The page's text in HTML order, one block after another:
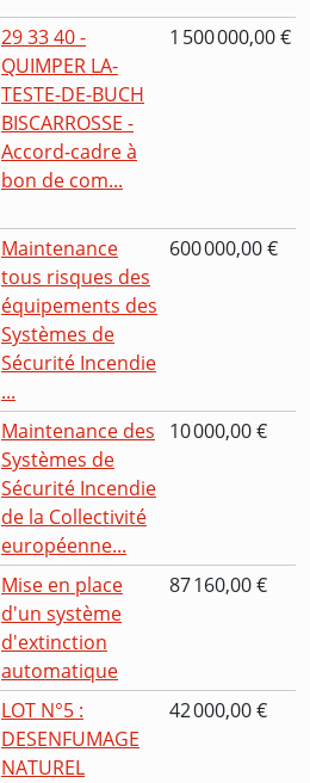
29 33 40 -
QUIMPER LA-
TESTE-DE-BUCH
BISCARROSSE -
Accord-cadre à
bon de com...
1 500 000,00 €
Maintenance
tous risques des
équipements des
Systèmes de
Sécurité Incendie
...
600 000,00 €
Maintenance des
Systèmes de
Sécurité Incendie
de la Collectivité
européenne...
10 000,00 €
Mise en place
d'un système
d'extinction
automatique
87 160,00 €
LOT N°5 :
DESENFUMAGE
NATUREL
42 000,00 €